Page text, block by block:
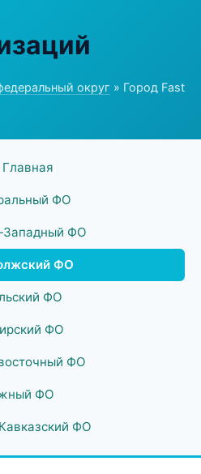
округ » Город Fast
Главная
ФО
Западный ФО
ФО
ФО
ФО
ФО
ФО
ФО